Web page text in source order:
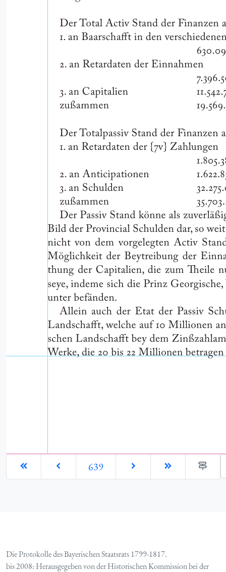
639
Die Protokolle des Bayerischen Staatsrats 1799-1817.
bis 2008: Herausgegeben von der Historischen Kommission bei der